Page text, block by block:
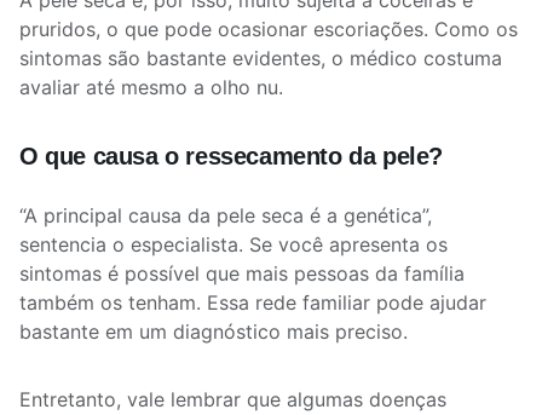
pruridos, o que pode ocasionar escoriações. Como os
sintomas são bastante evidentes, o médico costuma
avaliar até mesmo a olho nu.
O que causa o ressecamento da pele?
“A principal causa da pele seca é a genética”,
sentencia o especialista. Se você apresenta os
sintomas é possível que mais pessoas da família
também os tenham. Essa rede familiar pode ajudar
bastante em um diagnóstico mais preciso.
Entretanto, vale lembrar que algumas doenças